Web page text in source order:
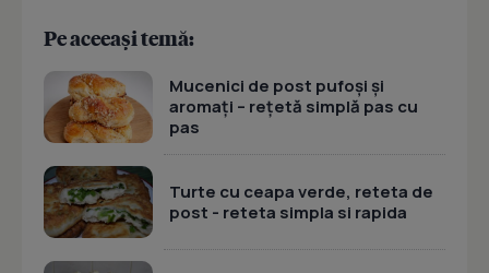
Pe aceeași temă:
Mucenici de post pufoși și
aromați – rețetă simplă pas cu
pas
Turte cu ceapa verde, reteta de
post - reteta simpla si rapida